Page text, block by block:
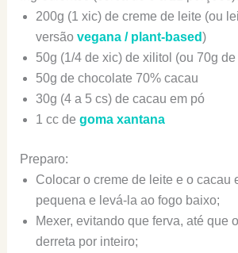
200g (1 xic) de creme de leite (ou
versão vegana / plant-based)
50g (1/4 de xic) de xilitol (ou 70g
50g de chocolate 70% cacau
30g (4 a 5 cs) de cacau em pó
1 cc de goma xantana
Preparo:
Colocar o creme de leite e o cacau
pequena e levá-la ao fogo baixo;
Mexer, evitando que ferva, até que
derreta por inteiro;